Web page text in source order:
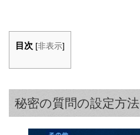
目次 [非表示]
秘密の質問の設定方法